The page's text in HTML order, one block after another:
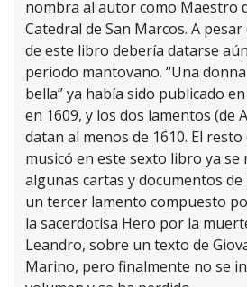
nombra al autor como Maestro
Catedral de San Marcos. A
de este libro debería datarse
periodo mantovano. “Una
bella” ya había sido publicado
en 1609, y los dos lamentos (de
datan al menos de 1610. El
musicó en este sexto libro ya se
algunas cartas y documentos de
un tercer lamento compuesto
la sacerdotisa Hero por la
Leandro, sobre un texto de
Marino, pero finalmente no se